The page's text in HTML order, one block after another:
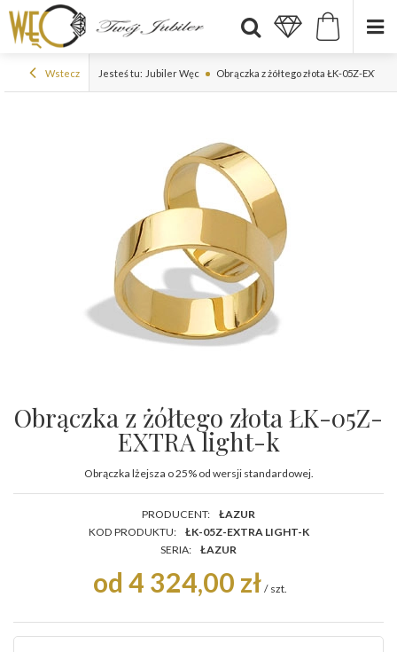
Wstecz Jesteś tu: Jubiler Węc Obrączka z żółtego złota ŁK-05Z-
Obrączka z żółtego złota ŁK-05Z-
EXTRA light-k
Obrączka lżejsza o 25% od wersji standardowej.
PRODUCENT:
ŁAZUR
KOD PRODUKTU:
ŁK-05Z-EXTRA LIGHT-K
SERIA:
ŁAZUR
od 4 324,00 zł / szt.